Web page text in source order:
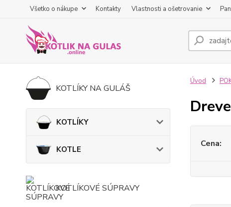
Všetko o nákupe Kontakty Vlastnosti a ošetrovanie
KOTLÍKY NA GULÁŠ
KOTLÍKY
KOTLE
KOTLÍKOVÉ SÚPRAVY
Úvod
Cena: